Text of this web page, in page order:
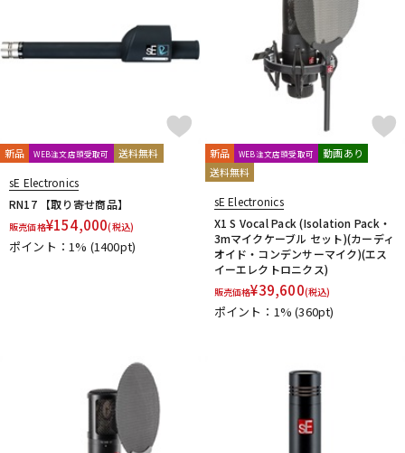
新品 WEB注文店頭受取可 送料無料
sE Electronics
RN17 【取り寄せ商品】
販売価格¥154,000(税込)
ポイント：1% (1400pt)
新品 WEB注文店頭受取可
動画あり
送料無料
sE Electronics
X1 S Vocal Pack (Isolation Pack・
3mマイクケーブル セット)(カーディ
オイド・コンデンサーマイク)(エス
イーエレクトロニクス)
販売価格¥39,600(税込)
ポイント：1%(360pt)